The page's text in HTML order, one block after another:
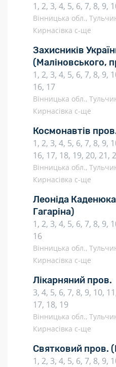
1, 2, 3, 4, 5, 6, 7, 8, 9,
Вінницька обл.,
Кирнасівка с-ще
Захисників
(Маліновського,
1, 2, 3, 4, 5, 6, 7, 8, 9,
16, 17
Вінницька обл.,
Кирнасівка с-ще
Космонавтів
1, 2, 3, 4, 5, 6, 7, 8, 9,
16, 17, 18, 19, 20, 21,
Вінницька обл.,
Кирнасівка с-ще
Леоніда
Гагаріна)
1, 2, 3, 4, 5, 6, 7, 8, 9,
16
Вінницька обл.,
Кирнасівка с-ще
Лікарняний пров.
3, 4, 5, 6, 7, 8, 9, 10,
17, 18, 19
Вінницька обл.,
Кирнасівка с-ще
Святковий пров.
1, 2, 3, 4, 5, 6, 7, 8, 9,